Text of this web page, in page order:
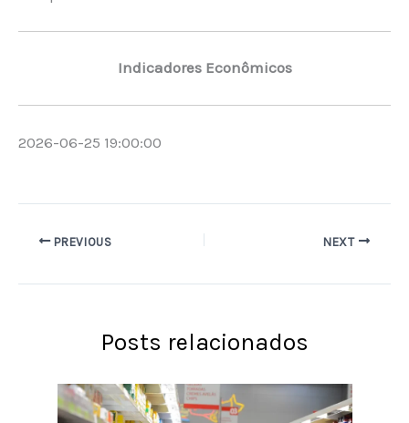
Indicadores Econômicos
2026-06-25 19:00:00
PREVIOUS NEXT
Posts relacionados